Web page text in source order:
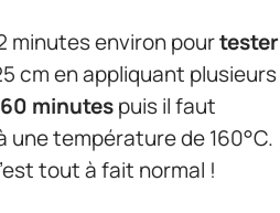
minutes environ pourtester
cm en appliquant plusieurs
minutespuis il faut
une température de 160°C.
tout à fait normal !